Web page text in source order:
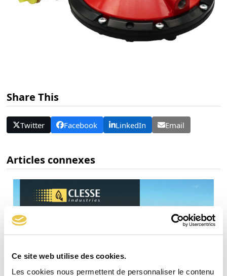
Ce site web utilise des cookies.
Les cookies nous permettent de personnaliser le contenu
Share This
Twitter Facebook LinkedIn Email
Articles connexes